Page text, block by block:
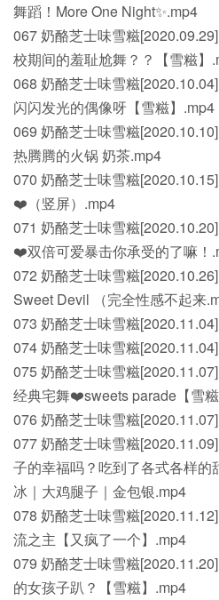
舞蹈！More One Night✨.mp4
067 奶酪芝士味雪糍
校期间的羞耻尬舞？？【雪糍】
068 奶酪芝士味雪糍
闪闪发光的偶像呀【雪糍】.mp4
069 奶酪芝士味雪糍
热腾腾的火锅 奶茶.mp4
070 奶酪芝士味雪糍
❤️（竖屏）.mp4
071 奶酪芝士味雪糍
❤️双倍可爱暴击你承受的了嘛！
072 奶酪芝士味雪糍
Sweet Devil （完全性感不起来
073 奶酪芝士味雪糍
074 奶酪芝士味雪糍
075 奶酪芝士味雪糍
经典宅舞❤️sweets parade【雪
076 奶酪芝士味雪糍
077 奶酪芝士味雪糍
子的幸福吗？吃到了各式各样
冰｜大鸡腿子｜金包银.mp4
078 奶酪芝士味雪糍
流之主【又疯了一个】.mp4
079 奶酪芝士味雪糍
的女孩子趴？【雪糍】.mp4